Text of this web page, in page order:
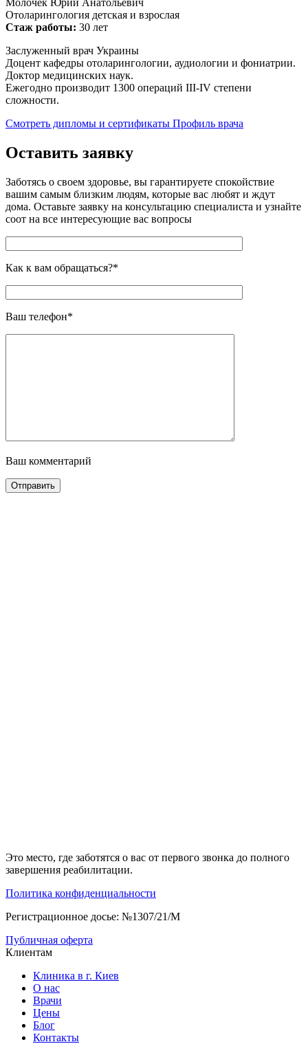
Молочек Юрий Анатольевич
Отоларингология детская и взрослая
Стаж работы: 30 лет
Заслуженный врач Украины
Доцент кафедры отоларингологии, аудиологии и фониатрии.
Доктор медицинских наук.
Ежегодно производит 1300 операций III-IV степени
сложности.
Смотреть дипломы и сертификаты Профиль врача
Оставить заявку
Заботясь о своем здоровье, вы гарантируете спокойствие
вашим самым близким людям, которые вас любят и ждут
дома. Оставьте заявку на консультацию специалиста и узнайте
соот на все интересующие вас вопросы
Как к вам обращаться?*
Ваш телефон*
Ваш комментарий
Отправить
Это место, где заботятся о вас от первого звонка до полного
завершения реабилитации.
Политика конфиденциальности
Регистрационное досье: №1307/21/M
Публичная оферта
Клиентам
Клиника в г. Киев
О нас
Врачи
Цены
Блог
Контакты